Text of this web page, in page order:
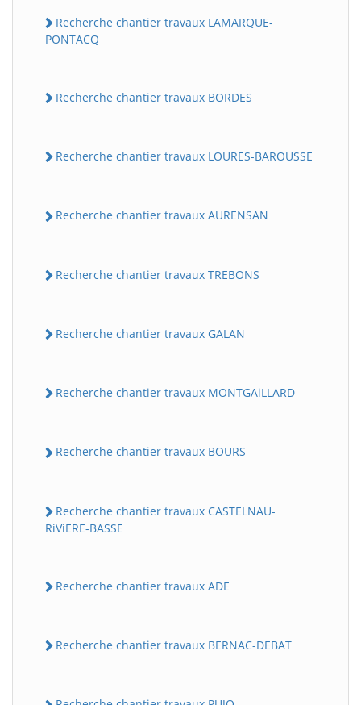
Recherche chantier travaux LAMARQUE-
PONTACQ
Recherche chantier travaux BORDES
Recherche chantier travaux LOURES-BAROUSSE
Recherche chantier travaux AURENSAN
Recherche chantier travaux TREBONS
Recherche chantier travaux GALAN
Recherche chantier travaux MONTGAiLLARD
Recherche chantier travaux BOURS
Recherche chantier travaux CASTELNAU-
RiViERE-BASSE
Recherche chantier travaux ADE
Recherche chantier travaux BERNAC-DEBAT